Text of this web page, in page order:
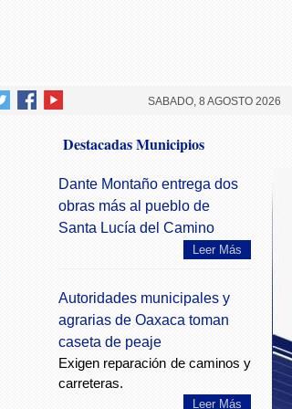
SABADO, 8 AGOSTO 2026
Destacadas Municipios
Dante Montaño entrega dos
obras más al pueblo de
Santa Lucía del Camino
Leer Más
Autoridades municipales y
agrarias de Oaxaca toman
caseta de peaje
Exigen reparación de caminos y
carreteras.
Leer Más